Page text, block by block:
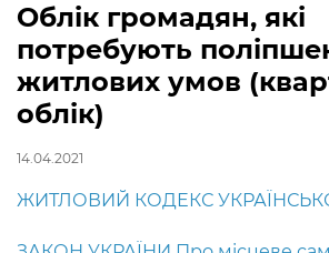
Облік громадян, які
потребують
житлових умов
облік)
14.04.2021
ЖИТЛОВИЙ КОДЕКС